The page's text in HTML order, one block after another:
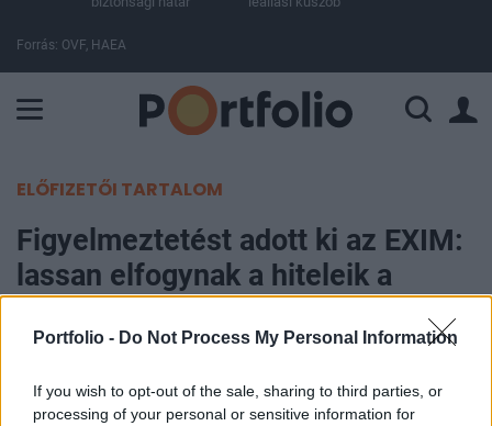
Portfolio - Do Not Process My Personal Information
If you wish to opt-out of the sale, sharing to third parties, or
processing of your personal or sensitive information for
Forrás: OVF, HAEA
ELŐFIZETŐI TARTALOM
Figyelmeztetést adott ki az EXIM:
lassan elfogynak a hiteleik a
2025. október 02. 18:51